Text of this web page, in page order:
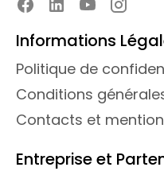
Informations
Politique de
Conditions
Contacts et
Entreprise et